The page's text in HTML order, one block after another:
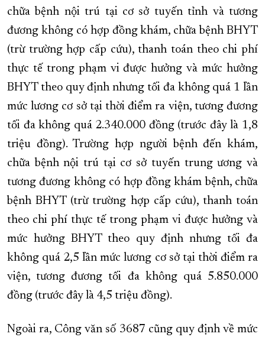
chữa bệnh nội trú tại cơ sở tuyến tỉnh và tương
đương không có hợp đồng khám, chữa bệnh BHYT
(trừ trường hợp cấp cứu), thanh toán theo chi phí
thực tế trong phạm vi được hưởng và mức hưởng
BHYT theo quy định nhưng tối đa không quá 1 lần
mức lương cơ sở tại thời điểm ra viện, tương đương
tối đa không quá 2.340.000 đồng (trước đây là 1,8
triệu đồng). Trường hợp người bệnh đến khám,
chữa bệnh nội trú tại cơ sở tuyến trung ương và
tương đương không có hợp đồng khám bệnh, chữa
bệnh BHYT (trừ trường hợp cấp cứu), thanh toán
theo chi phí thực tế trong phạm vi được hưởng và
mức hưởng BHYT theo quy định nhưng tối đa
không quá 2,5 lần mức lương cơ sở tại thời điểm ra
viện, tương đương tối đa không quá 5.850.000
đồng (trước đây là 4,5 triệu đồng).
Ngoài ra, Công văn số 3687 cũng quy định về mức